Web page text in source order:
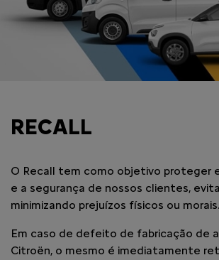
RECALL
O Recall tem como objetivo proteger
e a segurança de nossos clientes,
minimizando prejuízos físicos ou morais.
Em caso de defeito de fabricação de
Citroën, o mesmo é imediatamente